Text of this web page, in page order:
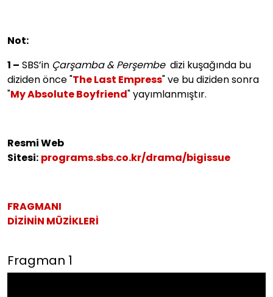
Not:
1 – SBS’in Çarşamba & Perşembedizi kuşağında bu
diziden önce "The Last Empress" ve bu diziden sonra
"My Absolute Boyfriend" yayımlanmıştır.
Resmi Web
Sitesi: programs.sbs.co.kr/drama/bigissue
FRAGMANI
DİZİNİN MÜZİKLERİ
Fragman 1